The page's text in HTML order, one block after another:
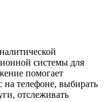
системы для
помогает
на телефоне, выбирать
отслеживать